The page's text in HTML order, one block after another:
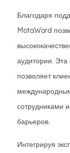
Благодаря
MotaWord
аудитории.
позволяет
сотрудниками
барьеров.
Интегрируя